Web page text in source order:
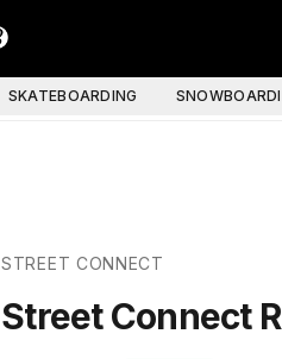
SKATEBOARDING
STREET CONNECT
Street Connect